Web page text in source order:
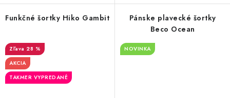
Funkčné šortky Hiko Gambit
28 %
AKCIA
TAKMER VYPREDANÉ
Pánske plavecké šortky
Beco Ocean
NOVINKA